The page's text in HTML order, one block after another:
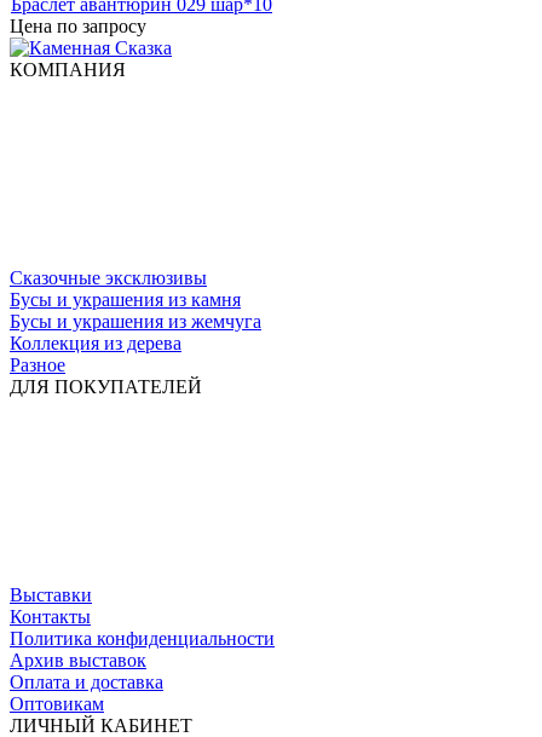
Цена по запросу
КОМПАНИЯ
Сказочные эксклюзивы
Бусы и украшения из камня
Бусы и украшения из жемчуга
Коллекция из дерева
Разное
ДЛЯ ПОКУПАТЕЛЕЙ
Выставки
Контакты
Политика конфиденциальности
Архив выставок
Оплата и доставка
Оптовикам
ЛИЧНЫЙ КАБИНЕТ